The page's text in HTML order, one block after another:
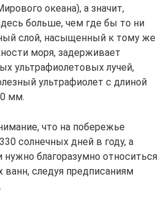
океана), а значит,
больше, чем где бы то ни
слой, насыщенный к тому же
моря, задерживает
ультрафиолетовых лучей,
ультрафиолет с длиной
мм.
что на побережье
солнечных дней в году, а
нужно благоразумно относиться
следуя предписаниям